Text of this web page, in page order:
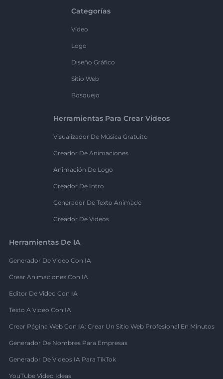
Categorías
Vídeo
Logo
Diseño Gráfico
Sitio Web
Bosquejo
Herramientas Para Crear Videos
Visualizador De Música Gratuito
Creador De Animaciones
Animación De Logo
Creador De Intro
Generador De Texto Animado
Creador De Videos
Herramientas De IA
Generador De Video Con IA
Crear Animaciones Con IA
Editor De Video Con IA
Texto A Video Con IA
Crear Página Web Con IA: Crear Un Sitio Web Profesional En Minutos
Generador De Nombres Para Empresas
Generador De Videos IA Para TikTok
YouTube Video Ideas